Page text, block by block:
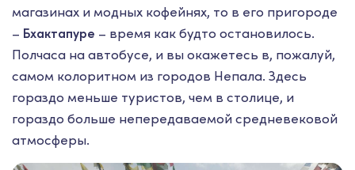
магазинах и модных кофейнях, то в его пригороде
– Бхактапуре – время как будто остановилось.
Полчаса на автобусе, и вы окажетесь в, пожалуй,
самом колоритном из городов Непала. Здесь
гораздо меньше туристов, чем в столице, и
гораздо больше непередаваемой средневековой
атмосферы.